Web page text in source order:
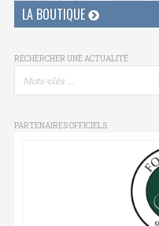
LA BOUTIQUE
RECHERCHER UNE ACTUALITÉ
PARTENAIRES OFFICIELS